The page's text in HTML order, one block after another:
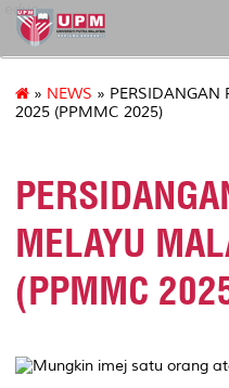
educ
» NEWS » PERSIDANGAN
2025 (PPMMC 2025)
MELAYU
(PPMMC